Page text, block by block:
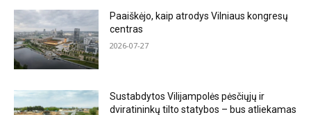
Paaiškėjo, kaip atrodys Vilniaus kongresų
centras
2026-07-27
Sustabdytos Vilijampolės pėsčiųjų ir
dviratininkų tilto statybos – bus atliekamas